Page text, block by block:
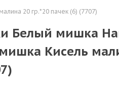
20 гр.*20 пачек (6) (7707)
Белый мишка
Кисель